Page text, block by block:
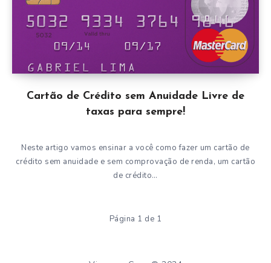
Cartão de Crédito sem Anuidade Livre de
taxas para sempre!
Neste artigo vamos ensinar a você como fazer um cartão de
crédito sem anuidade e sem comprovação de renda, um cartão
de crédito…
Página 1 de 1